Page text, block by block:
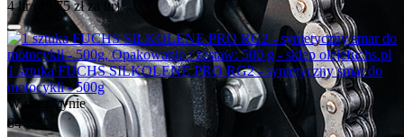
4 ltr ( 49.75złza ltr)
1 sztuka FUCHS SILKOLENE PRO RG2 - syntetyczny smar do
motocykli - 500g
W magazynie
84
zł